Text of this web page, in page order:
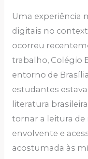
Uma experiência
digitais no
ocorreu
trabalho, Colégio
entorno de
estudantes
literatura
tornar a leitura de
envolvente e
acostumada às